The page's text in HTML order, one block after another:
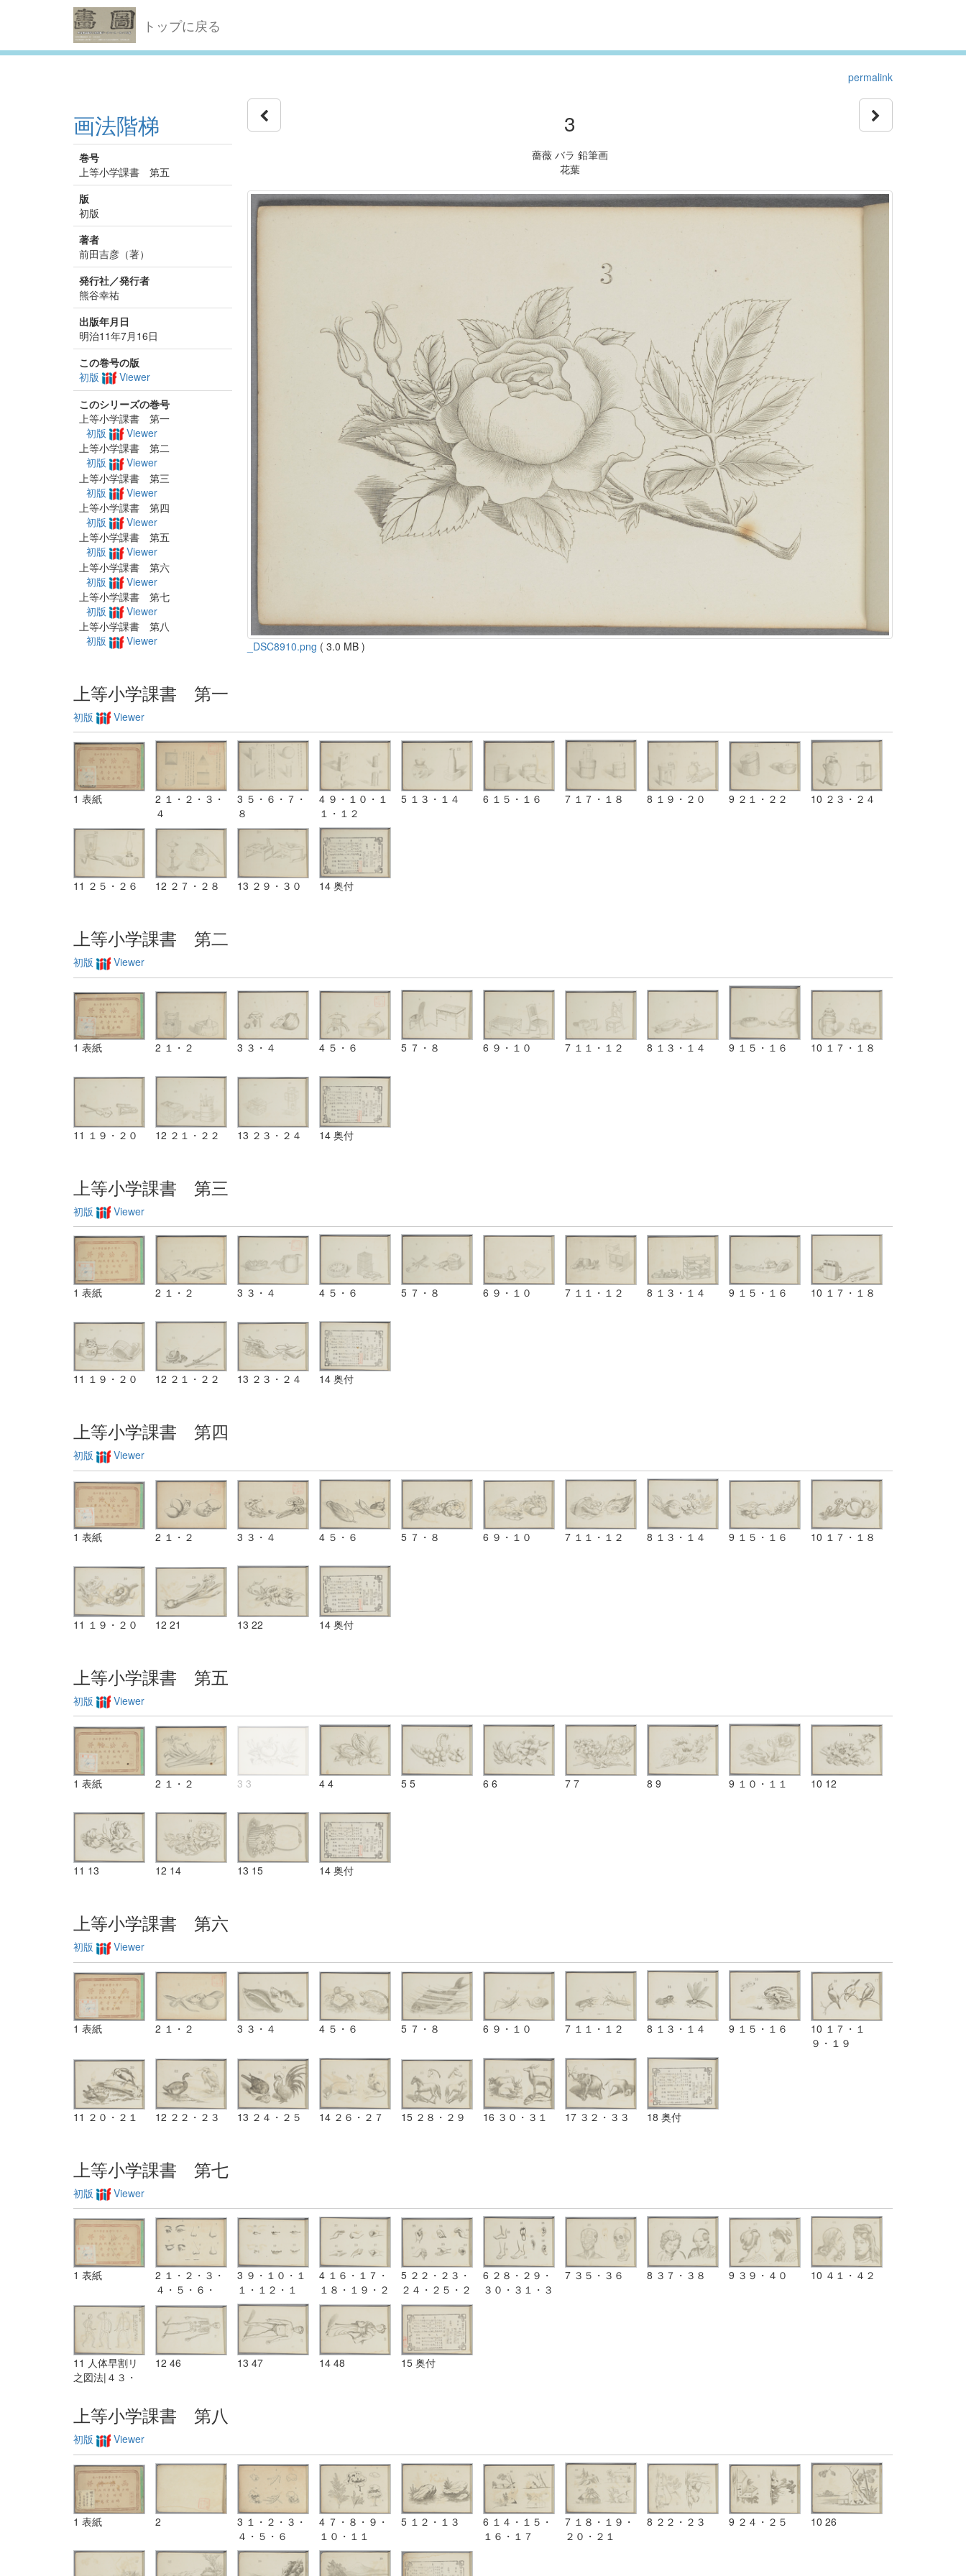
トップに戻る
permalink
画法階梯
巻号
上等小学課書 第五
版
初版
著者
前田吉彦（著）
発行社／発行者
熊谷幸祐
出版年月日
明治11年7月16日
この巻号の版
初版
Viewer
このシリーズの巻号
上等小学課書 第一
初版
Viewer
上等小学課書 第二
初版
Viewer
上等小学課書 第三
初版
Viewer
上等小学課書 第四
初版
Viewer
上等小学課書 第五
初版
Viewer
上等小学課書 第六
初版
Viewer
上等小学課書 第七
初版
Viewer
上等小学課書 第八
初版
Viewer
3
薔薇 バラ 鉛筆画
花葉
_DSC8910.png ( 3.0 MB )
上等小学課書 第一
初版 Viewer
1 表紙
2 １・２・３・
４
3 ５・６・７・
８
4 ９・１０・１
１・１２
5 １３・１４ 6 １５・１６ 7 １７・１８ 8 １９・２０ 9 ２１・２２ 10 ２３・２４
11 ２５・２６ 12 ２７・２８ 13 ２９・３０ 14 奥付
上等小学課書 第二
初版 Viewer
1 表紙 2 １・２ 3 ３・４ 4 ５・６ 5 ７・８ 6 ９・１０ 7 １１・１２ 8 １３・１４ 9 １５・１６ 10 １７・１８
11 １９・２０ 12 ２１・２２ 13 ２３・２４ 14 奥付
上等小学課書 第三
初版 Viewer
1 表紙 2 １・２ 3 ３・４ 4 ５・６ 5 ７・８ 6 ９・１０ 7 １１・１２ 8 １３・１４ 9 １５・１６ 10 １７・１８
11 １９・２０ 12 ２１・２２ 13 ２３・２４ 14 奥付
上等小学課書 第四
初版 Viewer
1 表紙 2 １・２ 3 ３・４ 4 ５・６ 5 ７・８ 6 ９・１０ 7 １１・１２ 8 １３・１４ 9 １５・１６ 10 １７・１８
11 １９・２０ 12 21 13 22 14 奥付
上等小学課書 第五
初版 Viewer
1 表紙 2 １・２ 3 3 4 4 5 5 6 6 7 7 8 9 9 １０・１１ 10 12
11 13 12 14 13 15 14 奥付
上等小学課書 第六
初版 Viewer
1 表紙 2 １・２ 3 ３・４ 4 ５・６ 5 ７・８ 6 ９・１０ 7 １１・１２ 8 １３・１４ 9 １５・１６
10 １７・１
９・１９
11 ２０・２１ 12 ２２・２３ 13 ２４・２５ 14 ２６・２７ 15 ２８・２９ 16 ３０・３１ 17 ３２・３３ 18 奥付
上等小学課書 第七
初版 Viewer
1 表紙
2 １・２・３・
４・５・６・
７・８
3 ９・１０・１
１・１２・１
３・１４
4 １６・１７・
１８・１９・２
０・２１
5 ２２・２３・
２４・２５・２
６・２７
6 ２８・２９・
３０・３１・３
7 ３５・３６ 8 ３７・３８ 9 ３９・４０ 10 ４１・４２
11 人体早割リ
之図法|４３・
12 46 13 47 14 48 15 奥付
上等小学課書 第八
初版 Viewer
1 表紙 2
3 １・２・３・
４・５・６
4 ７・８・９・
１０・１１
5 １２・１３
6 １４・１５・
１６・１７
7 １８・１９・
２０・２１
8 ２２・２３ 9 ２４・２５ 10 26